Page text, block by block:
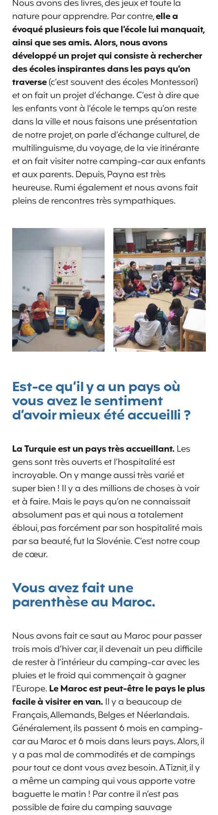
Nous avons des livres, des jeux et toute la
nature pour apprendre. Par contre,elle a
évoqué plusieurs fois que l’école lui manquait,
ainsi que ses amis. Alors, nous avons
développé un projet qui consiste à rechercher
des écoles inspirantes dans les pays qu’on
traverse(c’est souvent des écoles Montessori)
et on fait un projet d’échange. C’est à dire que
les enfants vont à l’école le temps qu’on reste
dans la ville et nous faisons une présentation
de notre projet, on parle d’échange culturel, de
multilinguisme, du voyage, de la vie itinérante
et on fait visiter notre camping-car aux enfants
et aux parents. Depuis, Payna est très
heureuse. Rumi également et nous avons fait
pleins de rencontres très sympathiques.
Est-ce qu’il y a un pays où
vous avez le sentiment
d’avoir mieux été accueilli ?
La Turquie est un pays très accueillant. Les
gens sont très ouverts et l’hospitalité est
incroyable. On y mange aussi très varié et
super bien ! Il y a des millions de choses à voir
et à faire. Mais le pays qu’on ne connaissait
absolument pas et qui nous a totalement
ébloui, pas forcément par son hospitalité mais
par sa beauté, fut la Slovénie. C’est notre coup
de cœur.
Vous avez fait une
parenthèse au Maroc.
Nous avons fait ce saut au Maroc pour passer
trois mois d’hiver car, il devenait un peu difficile
de rester à l’intérieur du camping-car avec les
pluies et le froid qui commençait à gagner
l’Europe. Le Maroc est peut-être le pays le plus
facile à visiter en van. Il y a beaucoup de
Français, Allemands, Belges et Néerlandais.
Généralement, ils passent 6 mois en camping-
car au Maroc et 6 mois dans leurs pays. Alors, il
y a pas mal de commodités et de campings
pour tout ce dont vous avez besoin. A Tiznit, il y
a même un camping qui vous apporte votre
baguette le matin ! Par contre il n’est pas
possible de faire du camping sauvage